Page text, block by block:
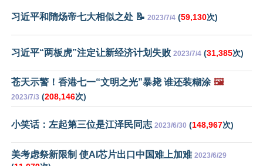
习近平和隋炀帝七大相似之处 📝 2023/7/4 (59,130次)
习近平“两板虎”注定让新经济计划失败 2023/7/4 (31,385次)
苍天示警！香港七一“文明之光”暴毙 谁还装糊涂 🖼️
2023/7/3 (208,146次)
小笑话：左起第三位是江泽民同志 2023/6/30 (148,967次)
美考虑祭新限制 使AI芯片出口中国难上加难 2023/6/29